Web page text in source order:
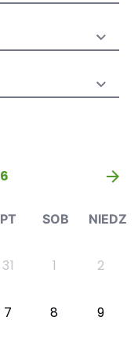
młodzieży
»
PT SOB NIEDZ
31 1 2
7 8 9